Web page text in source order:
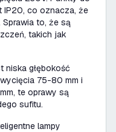
IP20, co oznacza, że
to, że są
takich jak
głębokość
75-80 mm i
te oprawy są
sufitu.
lampy